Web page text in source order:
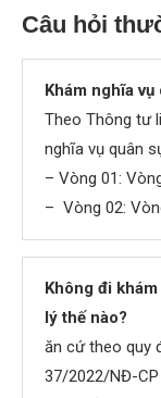
Câu hỏi
Khám nghĩa
Theo Thông tư
nghĩa vụ quân
– Vòng 01:
– Vòng 02:
Không đi
lý thế nào?
ăn cứ theo quy
37/2022/NĐ-